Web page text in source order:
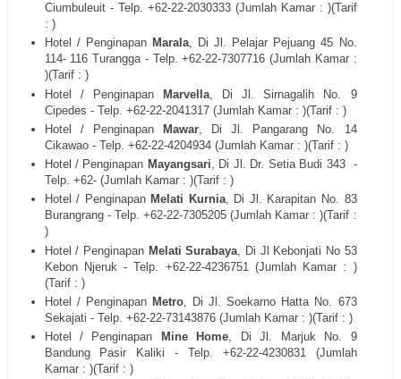
Ciumbuleuit- Telp. +62-22-2030333(Jumlah Kamar : )(Tarif
: )
Hotel / PenginapanMarala, DiJl. Pelajar Pejuang 45 No.
114- 116 Turangga- Telp. +62-22-7307716 (Jumlah Kamar :
)(Tarif : )
Hotel / PenginapanMarvella, DiJl. Sirnagalih No. 9
Cipedes - Telp. +62-22-2041317(Jumlah Kamar : )(Tarif : )
Hotel / PenginapanMawar, DiJl. Pangarang No. 14
Cikawao- Telp. +62-22-4204934(Jumlah Kamar : )(Tarif : )
Hotel / Penginapan Mayangsari, Di Jl. Dr. Setia Budi 343 -
Telp. +62- (Jumlah Kamar : )(Tarif : )
Hotel / PenginapanMelati Kurnia, Di Jl. Karapitan No. 83
Burangrang- Telp. +62-22-7305205(Jumlah Kamar : )(Tarif :
)
Hotel / PenginapanMelati Surabaya , Di Jl Kebonjati No 53
Kebon Njeruk - Telp. +62-22-4236751 (Jumlah Kamar : )
(Tarif : )
Hotel / PenginapanMetro, DiJl. Soekarno Hatta No. 673
Sekajati - Telp. +62-22-73143876(Jumlah Kamar : )(Tarif : )
Hotel / Penginapan Mine Home, DiJl. Marjuk No. 9
Bandung Pasir Kaliki - Telp. +62-22-4230831(Jumlah
Kamar : )(Tarif : )